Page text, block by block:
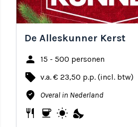
De Alleskunner Kerst
person 15 - 500 personen
local_offer v.a. € 23,50 p.p. (incl. btw)
where_to_vote Overal in Nederland
restaurant coffee wb_sunny nights_stay